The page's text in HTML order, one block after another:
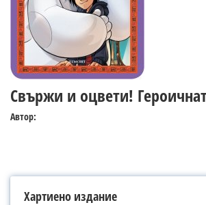
Свържи и оцвети!
Автор:
Хартиено издание